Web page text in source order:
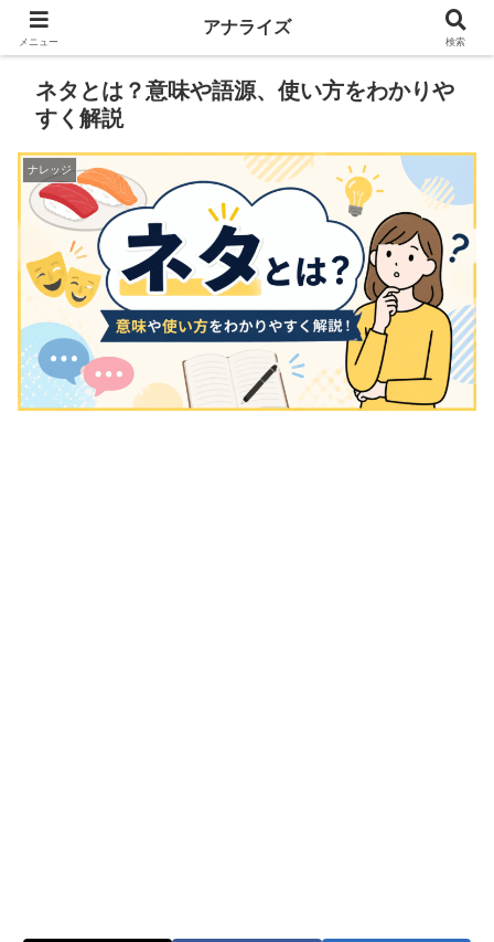
ネタとは？意味や語源、使い方をわかりや
すく解説
ナレッジ
メニュー
アナライズ
検索